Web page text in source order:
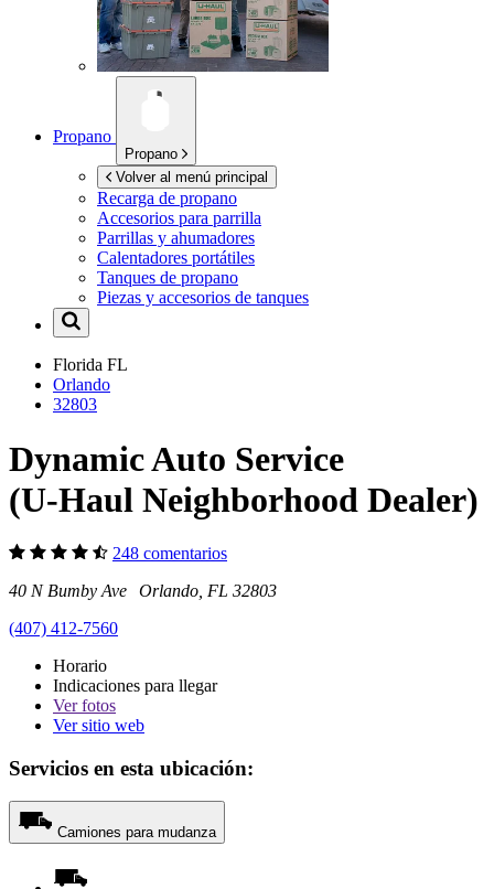
Propano
Propano
Volver al menú principal
Recarga de propano
Accesorios para parrilla
Parrillas y ahumadores
Calentadores portátiles
Tanques de propano
Piezas y accesorios de tanques
Florida FL
Orlando
32803
Dynamic Auto Service
(U-Haul Neighborhood Dealer)
248 comentarios
40 N Bumby Ave Orlando, FL 32803
(407) 412-7560
Horario
Indicaciones para llegar
Verfotos
Ver sitio web
Servicios en esta ubicación:
Camiones para mudanza